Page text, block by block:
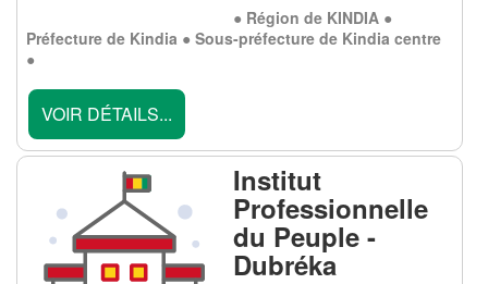
● Région de KINDIA ●
Préfecture de Kindia ● Sous-préfecture de Kindia centre
●
VOIR DÉTAILS...
Institut
Professionnelle
du Peuple -
Dubréka